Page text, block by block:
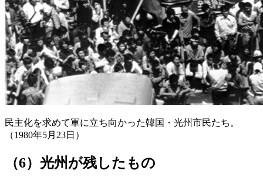
民主化を求めて軍に立ち向かった韓国・光州市民たち。
（1980年5月23日）
（6）光州が残したもの